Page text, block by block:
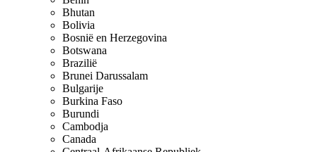
Bhutan
Bolivia
Bosnië en Herzegovina
Botswana
Brazilië
Brunei Darussalam
Bulgarije
Burkina Faso
Burundi
Cambodja
Canada